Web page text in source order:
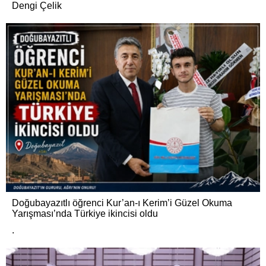
Dengi Çelik
Doğubayazıtlı öğrenci Kur’an-ı Kerim’i Güzel Okuma
Yarışması’nda Türkiye ikincisi oldu
.